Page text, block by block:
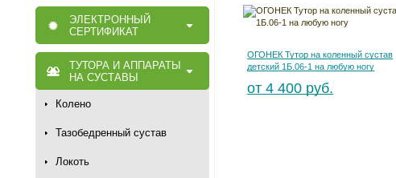
ЭЛЕКТРОННЫЙ
СЕРТИФИКАТ
ТУТОРА И АППАРАТЫ
НА СУСТАВЫ
Колено
Тазобедренный сустав
Локоть
ОГОНЕК Тутор на коленный сустав
детский 1Б.06-1 на любую ногу
от 4 400 руб.